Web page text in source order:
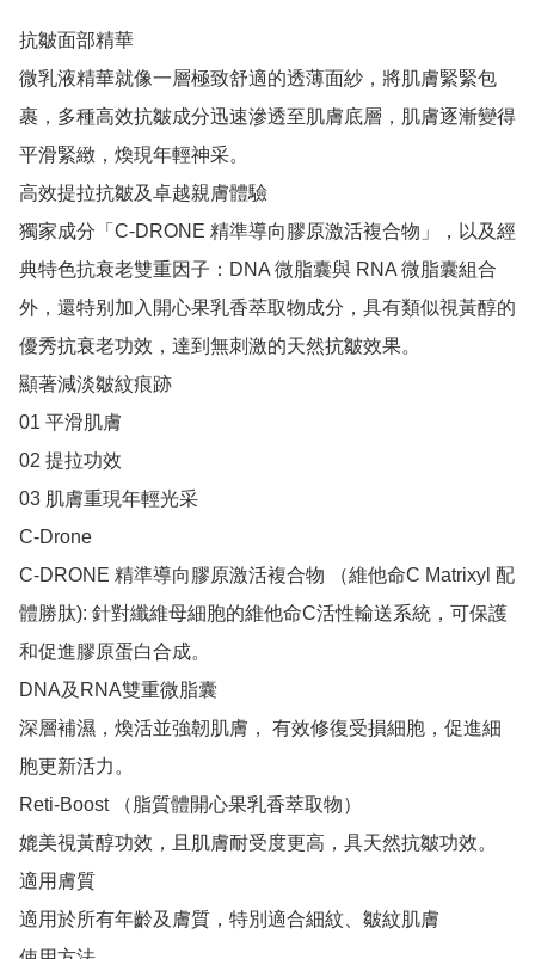
抗皺面部精華
微乳液精華就像一層極致舒適的透薄面紗，將肌膚緊緊包
裹，多種高效抗皺成分迅速滲透至肌膚底層，肌膚逐漸變得
平滑緊緻，煥現年輕神采。
高效提拉抗皺及卓越親膚體驗
獨家成分「C-DRONE 精準導向膠原激活複合物」，以及經
典特色抗衰老雙重因子：DNA 微脂囊與 RNA 微脂囊組合
外，還特别加入開心果乳香萃取物成分，具有類似視黃醇的
優秀抗衰老功效，達到無刺激的天然抗皺效果。
顯著減淡皺紋痕跡
01 平滑肌膚
02 提拉功效
03 肌膚重現年輕光采
C-Drone
C-DRONE 精準導向膠原激活複合物 （維他命C Matrixyl 配
體勝肽): 針對纖維母細胞的維他命C活性輸送系統，可保護
和促進膠原蛋白合成。
DNA及RNA雙重微脂囊
深層補濕，煥活並強韌肌膚， 有效修復受損細胞，促進細
胞更新活力。
Reti-Boost （脂質體開心果乳香萃取物）
媲美視黃醇功效，且肌膚耐受度更高，具天然抗皺功效。
適用膚質
適用於所有年齡及膚質，特別適合細紋、皺紋肌膚